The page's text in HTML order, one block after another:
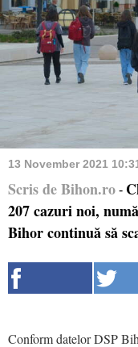
13 November 2021
Scris de Bihon.ro -
207 cazuri noi,
Bihor continuă să
Conform datelor DSP